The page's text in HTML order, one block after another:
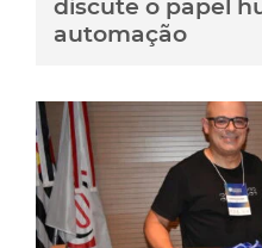
discute o papel
automação